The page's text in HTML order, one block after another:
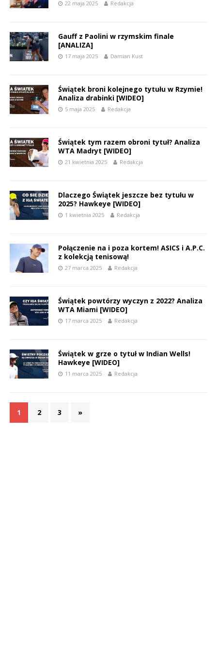
22 maja 2025 Redakcja
Gauff z Paolini w rzymskim finale
[ANALIZA]
17 maja 2025 Damian Kust
Świątek broni kolejnego tytułu w Rzymie!
Analiza drabinki [WIDEO]
5 maja 2025 Redakcja
Świątek tym razem obroni tytuł? Analiza
WTA Madryt [WIDEO]
21 kwietnia 2025 Redakcja
Dlaczego Świątek jeszcze bez tytułu w
2025? Hawkeye [WIDEO]
1 kwietnia 2025 Redakcja
Połączenie na i poza kortem! ASICS i A.P.C.
z kolekcją tenisową!
27 marca 2025 Redakcja
Świątek powtórzy wyczyn z 2022? Analiza
WTA Miami [WIDEO]
17 marca 2025 Redakcja
Świątek w grze o tytuł w Indian Wells!
Hawkeye [WIDEO]
11 marca 2025 Redakcja
1 2 3 »